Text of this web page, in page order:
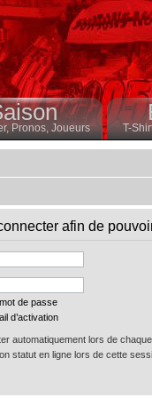
Pronos, Joueurs T-
afin de
de passe
d’activation
automatiquement lors de
statut en ligne lors de cette